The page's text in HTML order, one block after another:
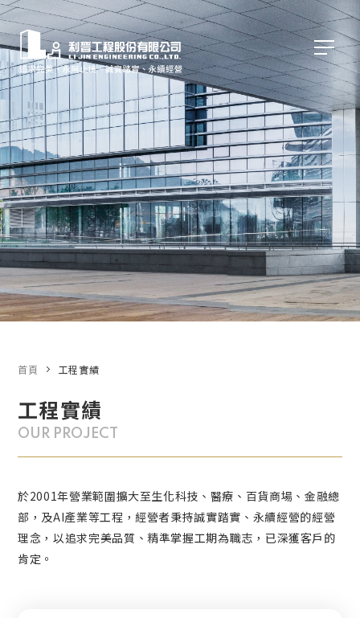
工程實績
OUR PROJECT
於2001年營業範圍擴大至生化科技、醫療、百貨商場、金融總
部，及AI產業等工程，經營者秉持誠實踏實、永續經營的經營
理念，以追求完美品質、精準掌握工期為職志，已深獲客戶的
肯定。
首頁 工程實績